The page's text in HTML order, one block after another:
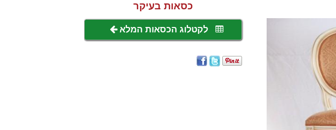
כסאות בעיקר
לקטלוג הכסאות המלא